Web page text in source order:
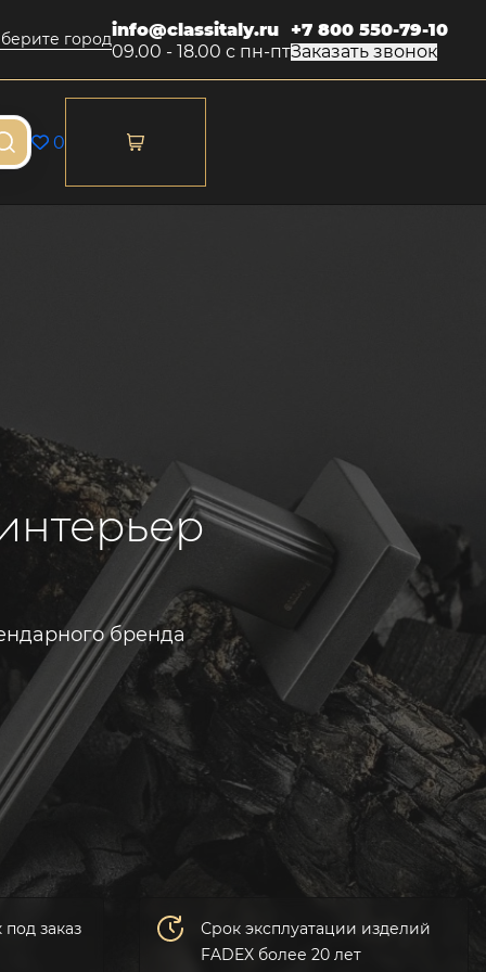
городinfo@classitaly.ru
09.00 - 18.00 с пн-пт
+7 800 550-79-10
Заказать звонок
0
бренда
заказ
Срок эксплуатации изделий
FADEX более 20 лет